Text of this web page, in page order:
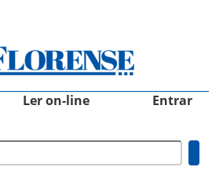
Ler on-line Entrar